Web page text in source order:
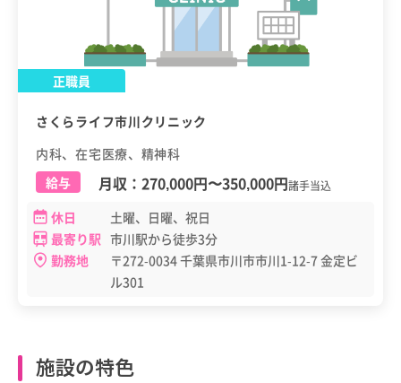
正職員
さくらライフ市川クリニック
内科、在宅医療、精神科
給与
月収： 270,000円〜350,000円諸手当込
休日
土曜、日曜、祝日
最寄り駅 市川駅から徒歩3分
勤務地
〒272-0034 千葉県市川市市川1-12-7 金定ビ
ル301
施設の特色